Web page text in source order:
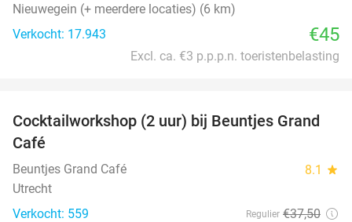
Nieuwegein (+ meerdere locaties) (6 km)
Verkocht: 17.943
€45
Excl. ca. €3 p.p.p.n. toeristenbelasting
40%
Cocktailworkshop (2 uur) bij Beuntjes Grand
Café
Beuntjes Grand Café 8.1 star
Utrecht
Verkocht: 559
Regulier €37,50